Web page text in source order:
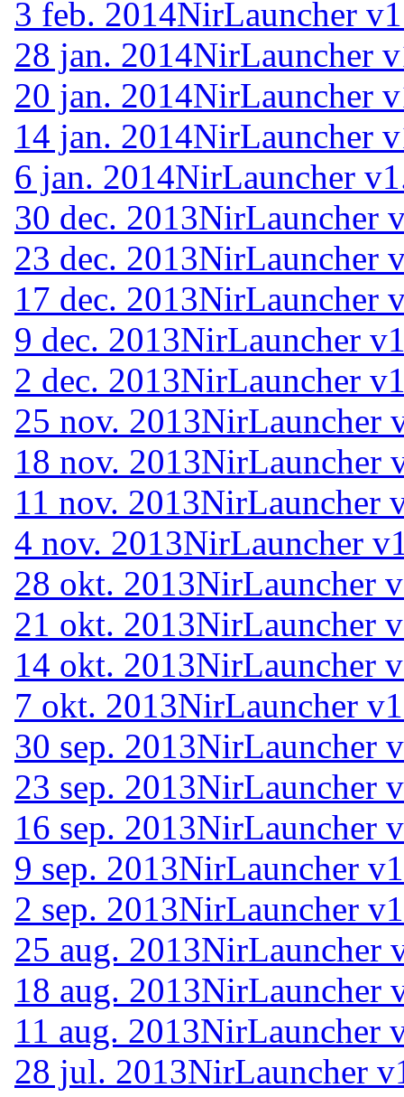
3 feb. 2014NirLauncher
28 jan. 2014NirLauncher
20 jan. 2014NirLauncher
14 jan. 2014NirLauncher
6 jan. 2014NirLauncher
30 dec. 2013NirLauncher
23 dec. 2013NirLauncher
17 dec. 2013NirLauncher
9 dec. 2013NirLauncher
2 dec. 2013NirLauncher
25 nov. 2013NirLauncher
18 nov. 2013NirLauncher
11 nov. 2013NirLauncher
4 nov. 2013NirLauncher
28 okt. 2013NirLauncher
21 okt. 2013NirLauncher
14 okt. 2013NirLauncher
7 okt. 2013NirLauncher
30 sep. 2013NirLauncher
23 sep. 2013NirLauncher
16 sep. 2013NirLauncher
9 sep. 2013NirLauncher
2 sep. 2013NirLauncher
25 aug. 2013NirLauncher
18 aug. 2013NirLauncher
11 aug. 2013NirLauncher
28 jul. 2013NirLauncher